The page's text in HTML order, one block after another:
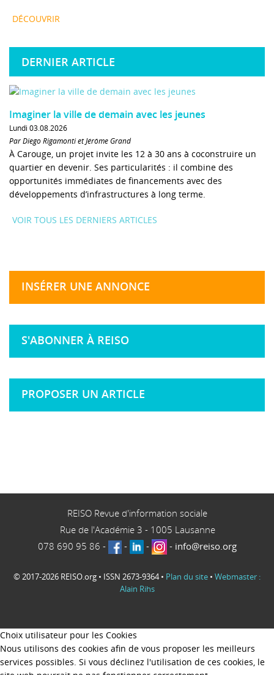
DÉCOUVRIR
DERNIER ARTICLE
Imaginer la ville de demain avec les jeunes
Lundi 03.08.2026
Par Diego Rigamonti et Jérôme Grand
À Carouge, un projet invite les 12 à 30 ans à coconstruire un
quartier en devenir. Ses particularités : il combine des
opportunités immédiates de financements avec des
développements d’infrastructures à long terme.
VOIR TOUS LES DERNIERS ARTICLES
INSÉRER UNE ANNONCE
S'ABONNER À REISO
PROPOSER UN ARTICLE
REISO Revue d'information sociale
Rue de l'Académie 3 - 1005 Lausanne
078 690 95 86 - - - - info@reiso.org
© 2017-2026 REISO.org • ISSN 2673-9364 • Plan du site • Webmaster :
Alain Rihs
Choix utilisateur pour les Cookies
Nous utilisons des cookies afin de vous proposer les meilleurs
services possibles. Si vous déclinez l'utilisation de ces cookies, le